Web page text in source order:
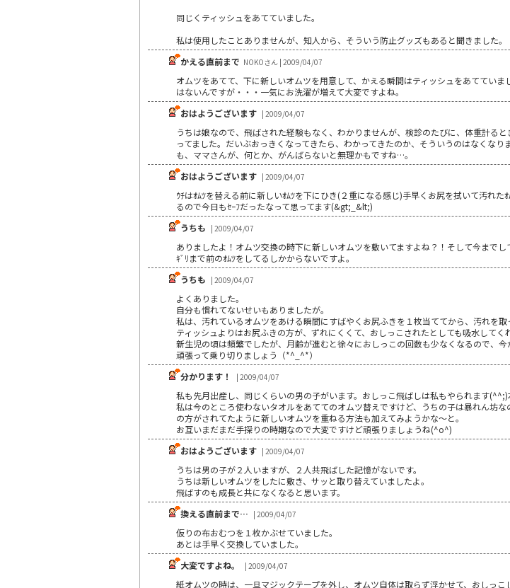
同じくティッシュをあてていました。
私は使用したことありませんが、知人から、そういう防止グッズもあると聞きました。
かえる直前まで NOKOさん | 2009/04/07
オムツをあてて、下に新しいオムツを用意して、かえる瞬間はティッシュをあててい
はないんですが・・・一気にお洗濯が増えて大変ですよね。
おはようございます | 2009/04/07
うちは娘なので、飛ばされた経験もなく、わかりませんが、検診のたびに、体重計る
ってました。だいぶおっきくなってきたら、わかってきたのか、そういうのはなくな
も、ママさんが、何とか、がんばらないと無理かもですね…。
おはようございます | 2009/04/07
ｳﾁはｵﾑﾂを替える前に新しいｵﾑﾂを下にひき(２重になる感じ)手早くお尻を拭いて汚れ
るので今日もｾｰﾌだったなって思ってます(&gt;_&lt;)
うちも | 2009/04/07
ありましたよ！オムツ交換の時下に新しいオムツを敷いてますよね？！そして今まで
ｷﾞﾘまで前のｵﾑﾂをしてるしかからないですよ。
うちも | 2009/04/07
よくありました。
自分も慣れてないせいもありましたが。
私は、汚れているオムツをあける瞬間にすばやくお尻ふきを１枚当ててから、汚れを取
ティッシュよりはお尻ふきの方が、ずれにくくて、おしっこされたとしても吸水してく
新生児の頃は頻繁でしたが、月齢が進むと徐々におしっこの回数も少なくなるので、今
頑張って乗り切りましょう（*^_^*）
分かります！
| 2009/04/07
私も先月出産し、同じくらいの男の子がいます。おしっこ飛ばしは私もやられます(^^;)
私は今のところ使わないタオルをあててのオムツ替えですけど、うちの子は暴れん坊
の方がされてたように新しいオムツを重ねる方法も加えてみようかな～と。
お互いまだまだ手探りの時期なので大変ですけど頑張りましょうね(^o^)
おはようございます | 2009/04/07
うちは男の子が２人いますが、２人共飛ばした記憶がないです。
うちは新しいオムツをしたに敷き、サッと取り替えていましたよ。
飛ばすのも成長と共になくなると思います。
換える直前まで… | 2009/04/07
仮りの布おむつを１枚かぶせていました。
あとは手早く交換していました。
大変ですよね。
| 2009/04/07
紙オムツの時は、一旦マジックテープを外し、オムツ自体は取らず浮かせて、おしっ